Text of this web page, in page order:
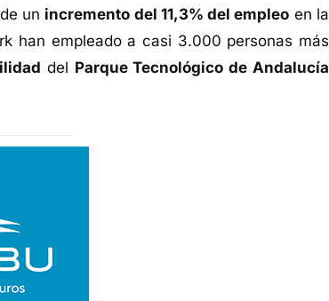
un incremento del 11,3% del empleo en la
han empleado a casi 3.000 personas más
del Parque Tecnológico de Andalucía